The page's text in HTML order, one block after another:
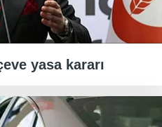
yasa kararı